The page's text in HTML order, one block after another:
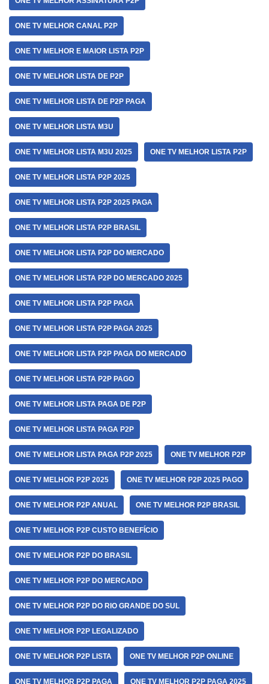
ONE TV MELHOR CANAL P2P
ONE TV MELHOR E MAIOR LISTA P2P
ONE TV MELHOR LISTA DE P2P
ONE TV MELHOR LISTA DE P2P PAGA
ONE TV MELHOR LISTA M3U
ONE TV MELHOR LISTA M3U 2025 ONE TV MELHOR LISTA P2P
ONE TV MELHOR LISTA P2P 2025
ONE TV MELHOR LISTA P2P 2025 PAGA
ONE TV MELHOR LISTA P2P BRASIL
ONE TV MELHOR LISTA P2P DO MERCADO
ONE TV MELHOR LISTA P2P DO MERCADO 2025
ONE TV MELHOR LISTA P2P PAGA
ONE TV MELHOR LISTA P2P PAGA 2025
ONE TV MELHOR LISTA P2P PAGA DO MERCADO
ONE TV MELHOR LISTA P2P PAGO
ONE TV MELHOR LISTA PAGA DE P2P
ONE TV MELHOR LISTA PAGA P2P
ONE TV MELHOR LISTA PAGA P2P 2025 ONE TV MELHOR P2P
ONE TV MELHOR P2P 2025 ONE TV MELHOR P2P 2025 PAGO
ONE TV MELHOR P2P ANUAL ONE TV MELHOR P2P BRASIL
ONE TV MELHOR P2P CUSTO BENEFÍCIO
ONE TV MELHOR P2P DO BRASIL
ONE TV MELHOR P2P DO MERCADO
ONE TV MELHOR P2P DO RIO GRANDE DO SUL
ONE TV MELHOR P2P LEGALIZADO
ONE TV MELHOR P2P LISTA ONE TV MELHOR P2P ONLINE
ONE TV MELHOR P2P PAGA ONE TV MELHOR P2P PAGA 2025